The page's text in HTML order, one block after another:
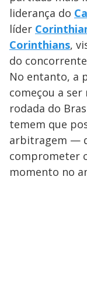
liderança do
líder
Corinthians,
do
No entanto, a
começou a
rodada do
temem que
arbitragem —
comprometer
momento no